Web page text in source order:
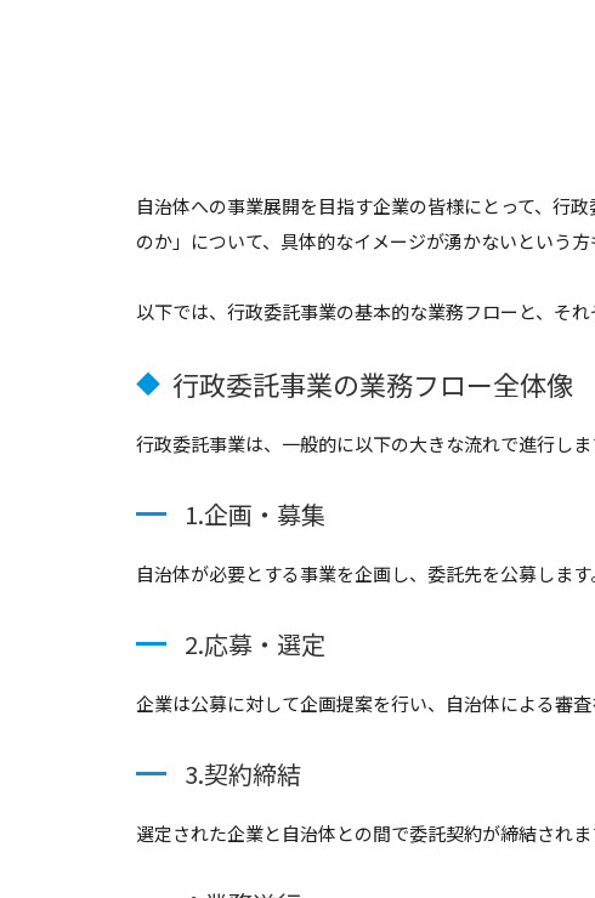
自治体への事業展開を目指す企業の皆様にとって、行
のか」について、具体的なイメージが湧かないという方
以下では、行政委託事業の基本的な業務フローと、そ
◆ 行政委託事業の業務フロー全体像
行政委託事業は、一般的に以下の大きな流れで進行しま
1.企画・募集
自治体が必要とする事業を企画し、委託先を公募します
2.応募・選定
企業は公募に対して企画提案を行い、自治体による審査
3.契約締結
選定された企業と自治体との間で委託契約が締結されま